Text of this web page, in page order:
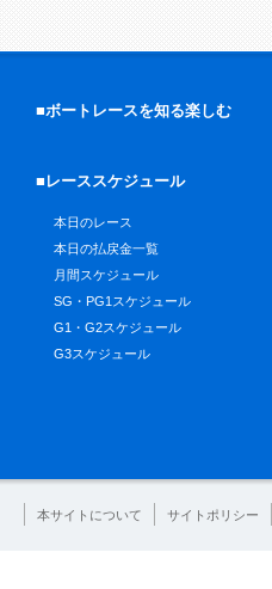
■ボートレースを知る楽しむ
■レーススケジュール
本日のレース
本日の払戻金一覧
月間スケジュール
SG・PG1スケジュール
G1・G2スケジュール
G3スケジュール
本サイトについて サイトポリシー